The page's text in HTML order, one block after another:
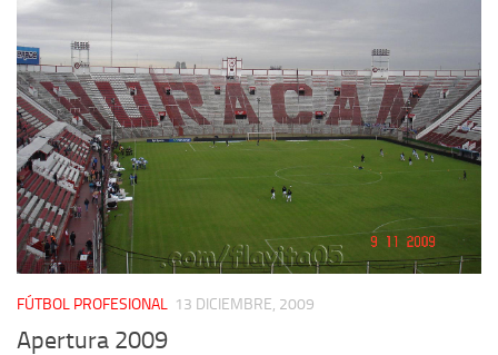
FÚTBOL PROFESIONAL 13 DICIEMBRE, 2009
Apertura 2009